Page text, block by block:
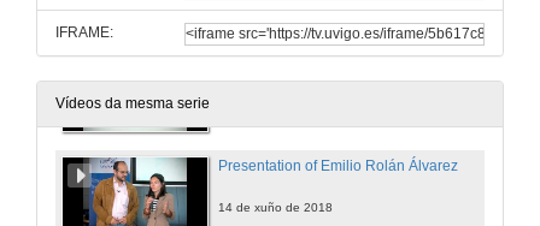
IFRAME:
Vídeos da mesma serie
Implications of the observed climate change distributional impacts in commercial marine species - Questions
Presentation of Emilio Rolán Álvarez
14 de xuño de 2018